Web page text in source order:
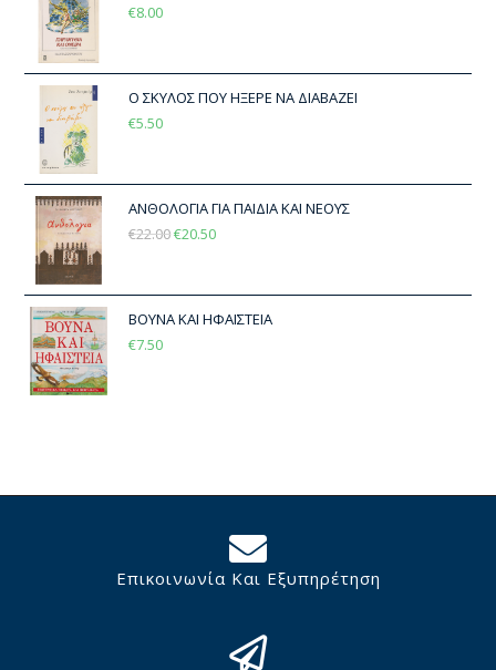
€8.00
Ο ΣΚΥΛΟΣ ΠΟΥ ΗΞΕΡΕ ΝΑ ΔΙΑΒΑΖΕΙ
€5.50
ΑΝΘΟΛΟΓΙΑ ΓΙΑ ΠΑΙΔΙΑ ΚΑΙ ΝΕΟΥΣ
€22.00€20.50
ΒΟΥΝΑ ΚΑΙ ΗΦΑΙΣΤΕΙΑ
€7.50
Επικοινωνία Και Εξυπηρέτηση